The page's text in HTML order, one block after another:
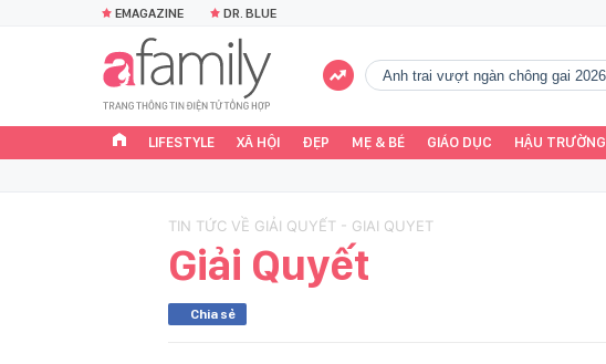
EMAGAZINE DR. BLUE
Anh trai vượt ngàn chông gai 2026
LIFESTYLE XÃ HỘI ĐẸP MẸ & BÉ GIÁO DỤC HẬU TRƯỜNG
TIN TỨC VỀ GIẢI QUYẾT - GIAI QUYET
Giải Quyết
Chia sẻ